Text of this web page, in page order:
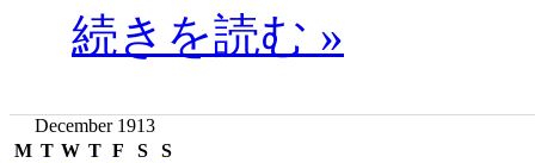
続きを読む »
December 1913
M T W T F S S